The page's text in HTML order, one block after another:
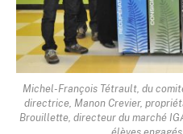
Michel-François Tétrault, du
directrice, Manon Crevier,
Brouillette, directeur du marché